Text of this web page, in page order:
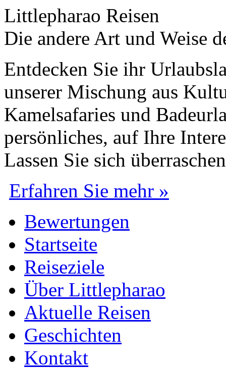
Littlepharao Reisen
Die andere Art und Weise
Entdecken Sie ihr
unserer Mischung aus
Kamelsafaries und
persönliches, auf Ihre
Lassen Sie sich
Erfahren Sie mehr »
Bewertungen
Startseite
Reiseziele
Über Littlepharao
Aktuelle Reisen
Geschichten
Kontakt